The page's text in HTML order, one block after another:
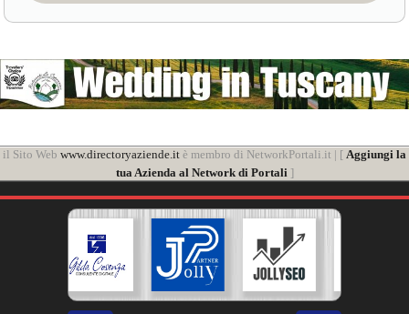
il Sito Web www.directoryaziende.it è membro di NetworkPortali.it | [ Aggiungi la
tua Azienda al Network di Portali]